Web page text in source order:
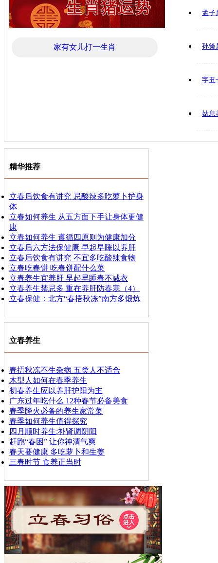
家有女儿打一生肖
孟子
孙策
字丑
姑息
精华推荐
立春后饮食有讲究 忌酸辣多吃萝卜护身
体
立春如何养生 从五方面下手让身体更健
康
立春如何养生 遵循四原则为健康加分
立春后六方法保健康 早起早睡以养肝
立春后饮食有讲究 不宜多吃酸辣食物
立春吃春饼 吃春饼配什么菜
立春养生宜养肝 早起早睡春不减衣
立春养生禁忌多 重在养肝防春寒（4）
立春保健：北方“春捂秋冻”南方多锻炼
立春养生
春捂秋冻不生杂病 五类人不适合
木型人如何在春季养生
初春养生应以养肝护阳为主
广东过年吃什么 12种春节必备美食
春季降火必备的养生家常菜
春季如何养生值得探究
四月顺时养生:补肾调阴阳
赶跑“春困” 让你神清气爽
春天要健康 多吃萝卜和生姜
三春时节 食养正当时